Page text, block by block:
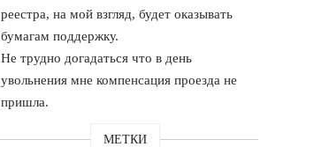
реестра, на мой взгляд, будет оказывать
бумагам поддержку.
Не трудно догадаться что в день
увольнения мне компенсация проезда не
пришла.
МЕТКИ